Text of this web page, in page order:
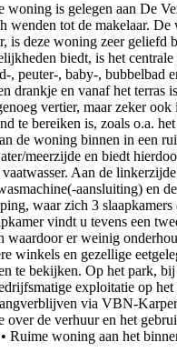
is gelegen aan De
tot de makelaar. De
deze woning zeer
biedt, is het
peuter-, baby-,
en vanaf het
vertier, maar zeker
bereiken is, zoals o.a.
woning binnen in een
meerzijde en biedt
Aan de
aansluiting) en
waar zich 3
vindt u tevens een
er weinig
en gezellige
bekijken. Op het park,
exploitatie op
via VBN-
de verhuur en het
woning aan het